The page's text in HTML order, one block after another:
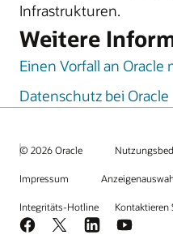
Infrastrukturen.
Weitere
Einen Vorfall an Oracle
Datenschutz bei Oracle
© 2026 Oracle
Impressum
Integritäts-Hotline Kontaktieren
Facebook
X LinkedInYouTube